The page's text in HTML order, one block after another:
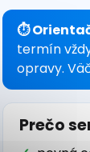
⏱
termín
opravy.
Prečo